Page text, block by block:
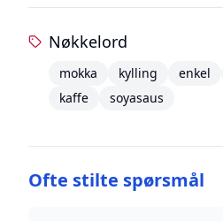
Nøkkelord
mokka kylling enkel
kaffe
soyasaus
Ofte stilte spørsmål